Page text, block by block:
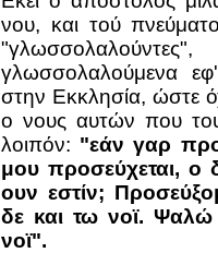
νου, και τού
γλωσσολαλούμενα
στην Εκκλησία, ώστε
ο νους αυτών που
λοιπόν: "εάν γαρ
μου προσεύχεται, ο
ουν εστίν;
δε και τω νοϊ.
νοϊ".